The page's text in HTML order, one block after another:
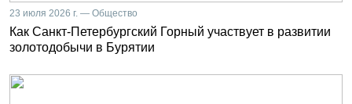
23 июля 2026 г. — Общество
Как Санкт-Петербургский Горный участвует в развитии
золотодобычи в Бурятии